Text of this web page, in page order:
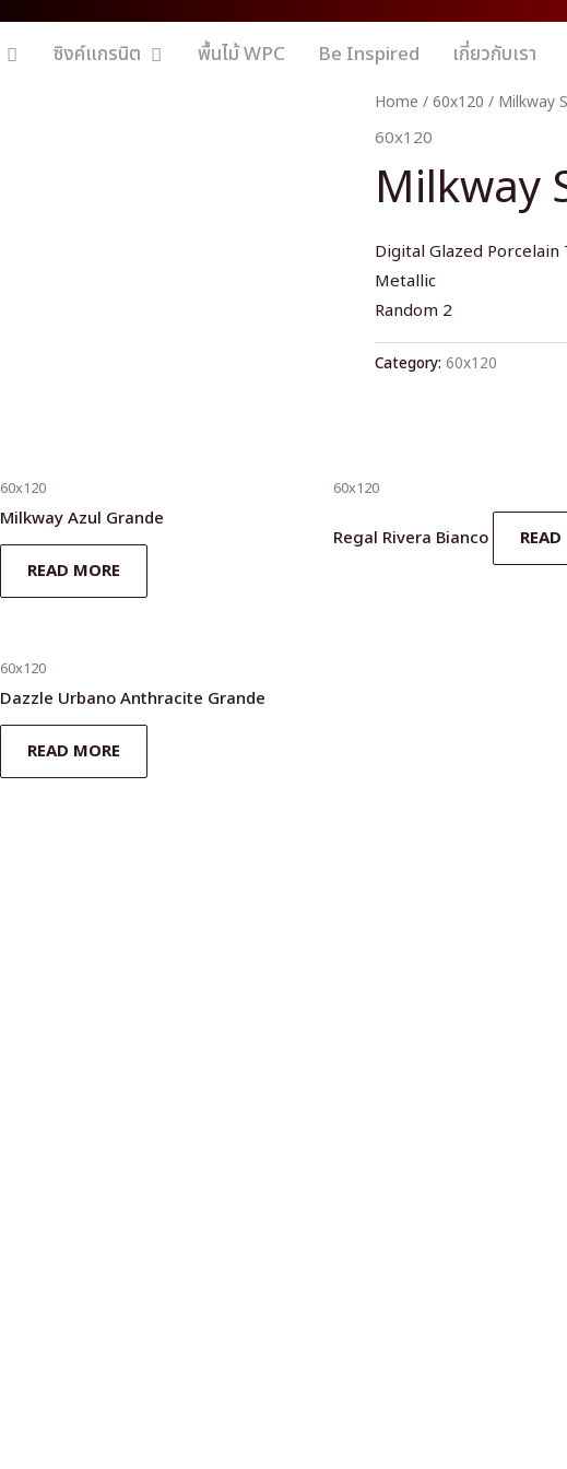
ซิงค์แกรนิต พื้นไม้ WPC Be Inspired เกี่ยวกับเรา
Home /60x120 / Milkway
60x120
Milkway
Digital Glazed Porcelain
Metallic
Random 2
Category: 60x120
60x120
Milkway Azul Grande
READ MORE
60x120
Regal Rivera Bianco
60x120
Dazzle Urbano Anthracite Grande
READ MORE